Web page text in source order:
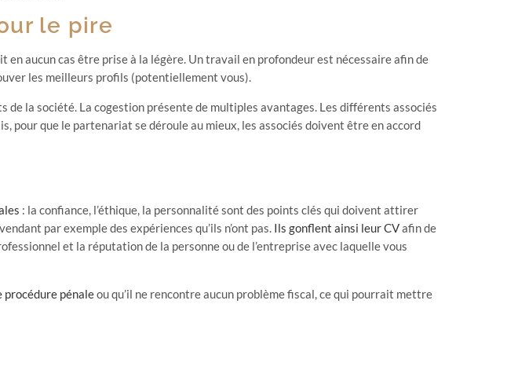
le pire
en aucun cas être prise à la légère. Un travail en profondeur est nécessaire afin de
les meilleurs profils (potentiellement vous).
la société. La cogestion présente de multiples avantages. Les différents associés
que le partenariat se déroule au mieux, les associés doivent être en accord
: la confiance, l’éthique, la personnalité sont des points clés qui doivent attirer
par exemple des expériences qu’ils n’ont pas. Ils gonflent ainsi leur CVafin de
et la réputation de la personne ou de l’entreprise avec laquelle vous
procédure pénaleou qu’il ne rencontre aucun problème fiscal, ce qui pourrait mettre